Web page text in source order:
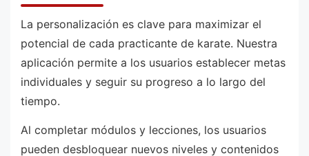
La personalización es clave para maximizar el
potencial de cada practicante de karate. Nuestra
aplicación permite a los usuarios establecer metas
individuales y seguir su progreso a lo largo del
tiempo.
Al completar módulos y lecciones, los usuarios
pueden desbloquear nuevos niveles y contenidos